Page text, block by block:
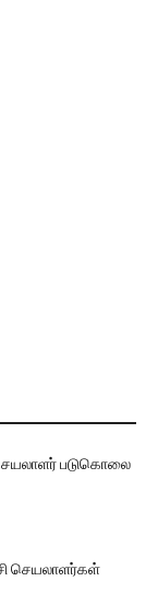
படுகொலை
செயலாளர்கள்